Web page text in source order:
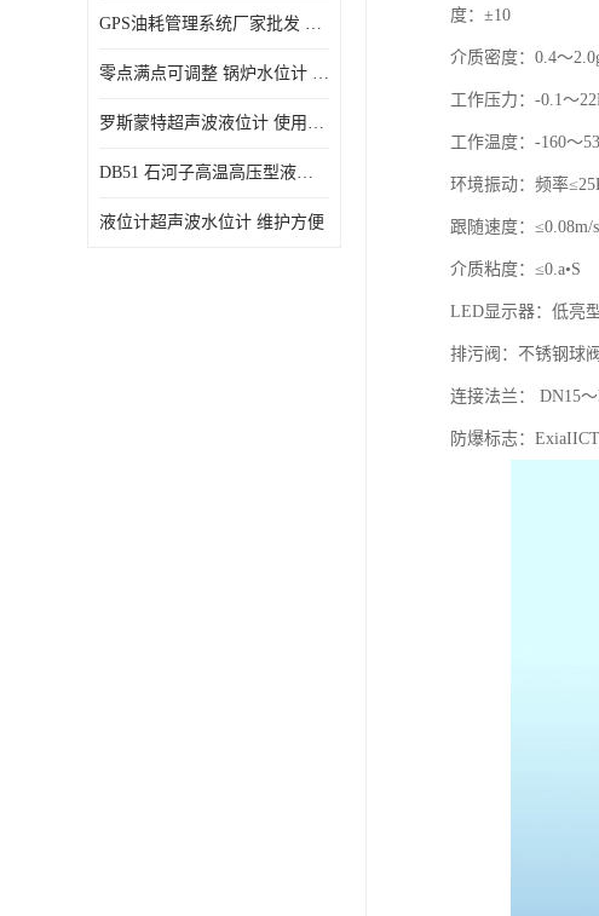
GPS油耗管理系统厂家批发 CR-606 汽车油位传感器故障
零点满点可调整 锅炉水位计 太原智能锅炉汽包液位计生产厂家
罗斯蒙特超声波液位计 使用寿命长
DB51 石河子高温高压型液位变送器 性能稳定
液位计超声波水位计 维护方便
度：±10
介质密度：0.4～
工作压力：-0.1～
工作温度：-160～
环境振动：频率
跟随速度：≤0.08m/s
介质粘度：≤0.a•S
LED显示器：低亮
排污阀：不锈钢球
连接法兰： DN15
防爆标志：